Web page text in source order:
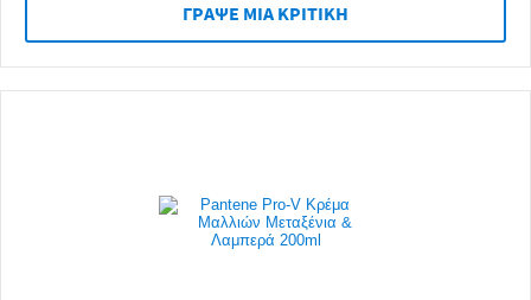
ΓΡAΨΕ ΜIΑ ΚΡΙΤΙΚH